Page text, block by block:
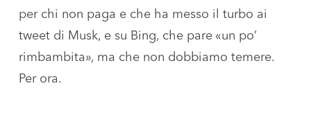
per chi non paga e che ha messo il turbo ai
tweet di Musk, e su Bing, che pare «un po’
rimbambita», ma che non dobbiamo temere.
Per ora.